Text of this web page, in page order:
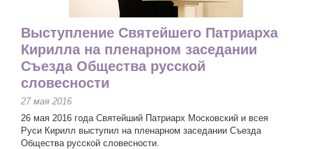
Выступление Святейшего Патриарха
Кирилла на пленарном заседании
Съезда Общества русской
словесности
27 мая 2016
26 мая 2016 года Святейший Патриарх Московский и всея
Руси Кирилл выступил на пленарном заседании Съезда
Общества русской словесности.